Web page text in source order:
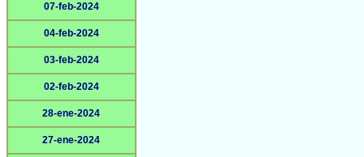
07-feb-2024
04-feb-2024
03-feb-2024
02-feb-2024
28-ene-2024
27-ene-2024